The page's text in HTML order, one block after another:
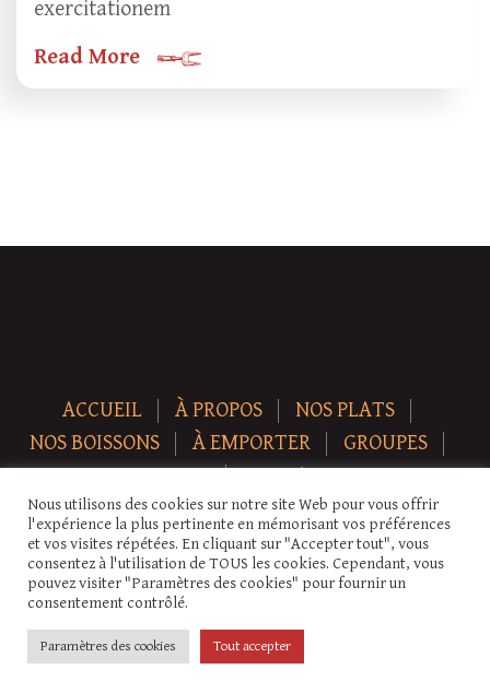
exercitationem
Read More
ACCUEIL À PROPOS
NOS PLATS
NOS BOISSONS
À EMPORTER
GROUPES
NEWS
CONTACT
Copyright © 2026 Auberge-ecurie. Tous droits réservés.
Nous utilisons des cookies sur notre site Web pour vous offrir
l'expérience la plus pertinente en mémorisant vos préférences
et vos visites répétées. En cliquant sur "Accepter tout", vous
consentez à l'utilisation de TOUS les cookies. Cependant, vous
pouvez visiter "Paramètres des cookies" pour fournir un
consentement contrôlé.
Paramètres des cookies Tout accepter